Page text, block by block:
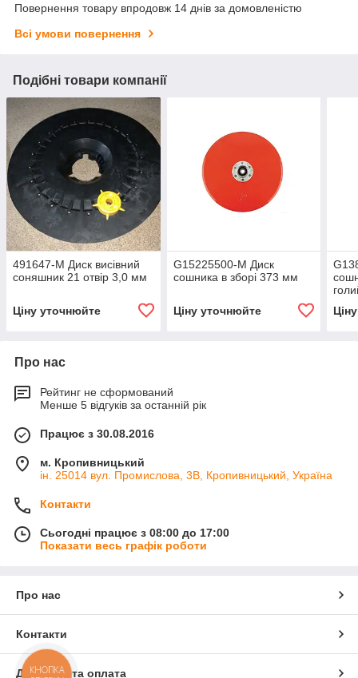
Повернення товару впродовж 14 днів за домовленістю
Всі умови повернення
Подібні товари компанії
491647-M Диск висівний
соняшник 21 отвір 3,0 мм
Ціну уточнюйте
G15225500-M Диск
сошника в зборі 373 мм
Ціну уточнюйте
Про нас
Рейтинг не сформований
Менше 5 відгуків за останній рік
Працює з 30.08.2016
м. Кропивницький
ін. 25014 вул. Промислова, 3В, Кропивницький, Україна
Контакти
Сьогодні працює з 08:00 до 17:00
Показати весь графік роботи
Про нас
Контакти
Доставка та оплата
КНОПКА